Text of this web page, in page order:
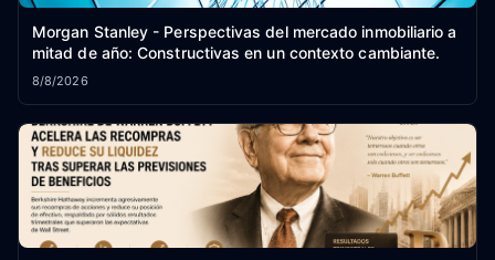
Morgan Stanley - Perspectivas del mercado inmobiliario a
mitad de año: Constructivas en un contexto cambiante.
8/8/2026